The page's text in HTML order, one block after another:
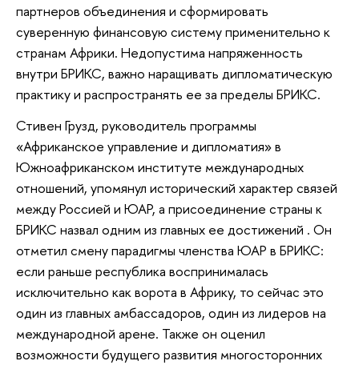
партнеров объединения и сформировать
суверенную финансовую систему применительно к
странам Африки. Недопустима напряженность
внутри БРИКС, важно наращивать дипломатическую
практику и распространять ее за пределы БРИКС.
Стивен Грузд, руководитель программы
«Африканское управление и дипломатия» в
Южноафриканском институте международных
отношений, упомянул исторический характер связей
между Россией и ЮАР, а присоединение страны к
БРИКС назвал одним из главных ее достижений . Он
отметил смену парадигмы членства ЮАР в БРИКС:
если раньше республика воспринималась
исключительно как ворота в Африку, то сейчас это
один из главных амбассадоров, один из лидеров на
международной арене. Также он оценил
возможности будущего развития многосторонних